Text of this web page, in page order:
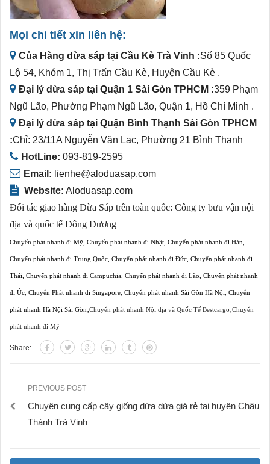
Mọi chi tiết xin liên hệ:
Của Hàng dừa sáp tại Cầu Kè Trà Vinh :Số 85 Quốc
Lộ 54, Khóm 1, Thị Trấn Cầu Kè, Huyện Cầu Kè .
Đại lý dừa sáp tại Quận 1 Sài Gòn TPHCM :359 Phạm
Ngũ Lão, Phường Phạm Ngũ Lão, Quận 1, Hồ Chí Minh .
Đại lý dừa sáp tại Quận Bình Thạnh Sài Gòn TPHCM
:Chỉ: 23/11A Nguyễn Văn Lạc, Phường 21 Bình Thạnh
HotLine: 093-819-2595
Email: lienhe@aloduasap.com
Website: Aloduasap.com
Đối tác giao hàng Dừa Sáp trên toàn quốc: Công ty bưu vận nội
địa và quốc tế Đông Dương
Chuyển phát nhanh đi Mỹ Chuyển phát nhanh đi Nhật Chuyển phát nhanh đi Hàn
Chuyển phát nhanh đi Trung Quốc Chuyển phát nhanh đi Đức Chuyển phát nhanh đi
Thái Chuyển phát nhanh đi Campuchia Chuyển phát nhanh đi Lào Chuyển phát nhanh
đi Úc Chuyển Phát nhanh đi Singapore Chuyển phát nhanh Sài Gòn Hà Nội Chuyển
phát nhanh Hà Nội Sài Gòn,Chuyển phát nhanh Nội địa và Quốc Tế Bestcargo,Chuyển
phát nhanh đi Mỹ
Share:
PREVIOUS POST
Chuyên cung cấp cây giống dừa dứa giá rẻ tại huyện Châu
Thành Trà Vinh